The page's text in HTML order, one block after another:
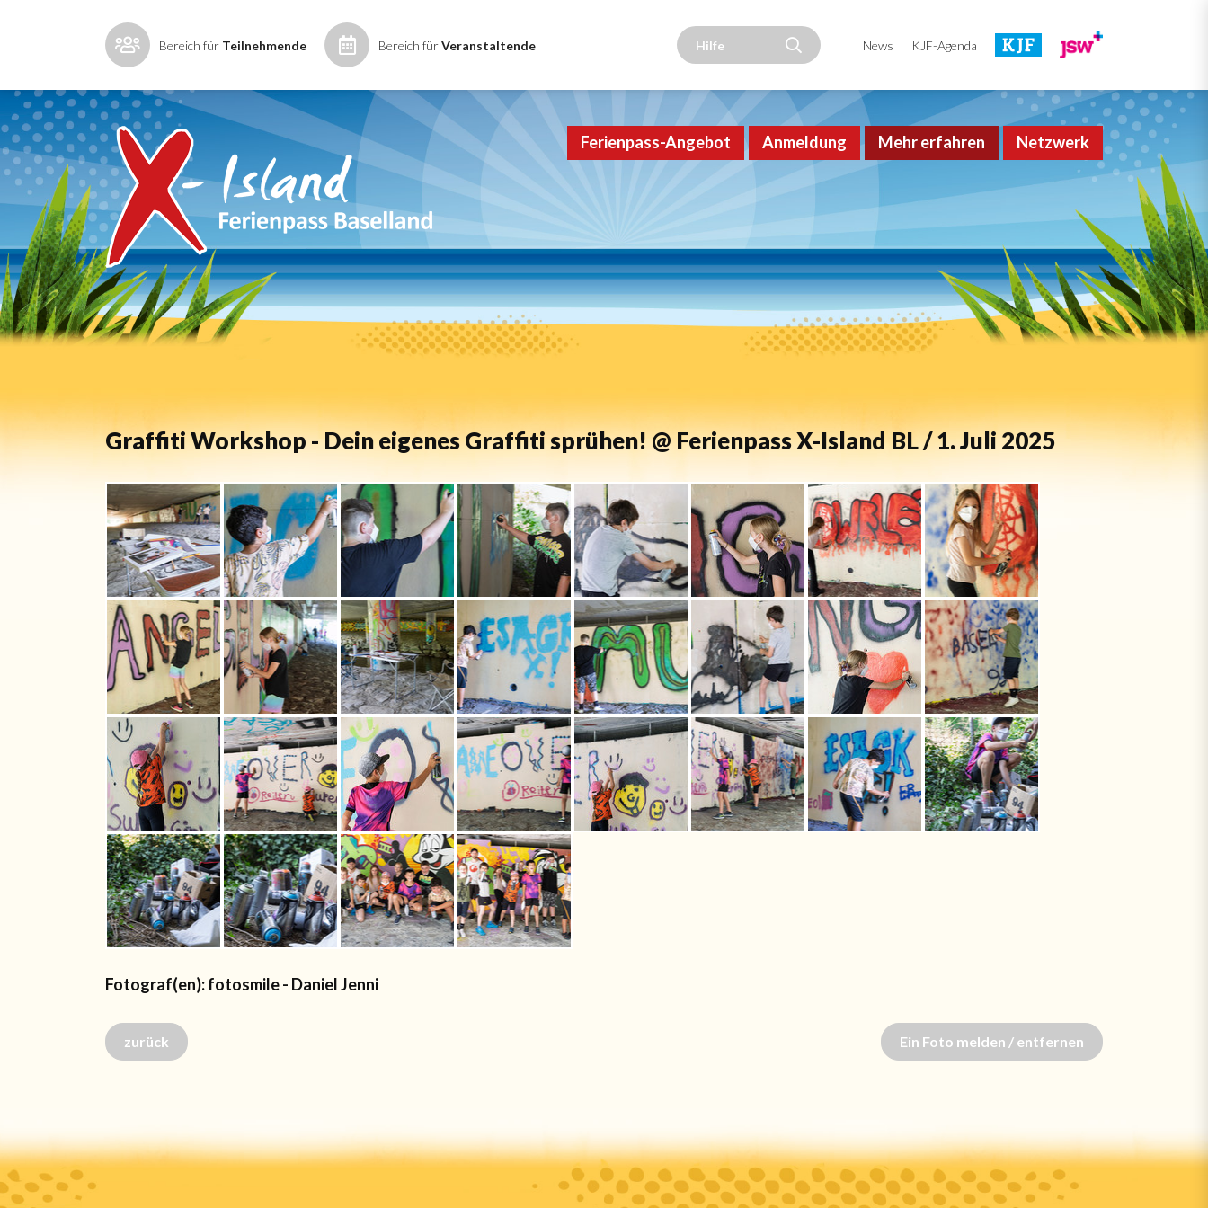
Bereich für Teilnehmende Bereich fürVeranstaltende News KJF-Agenda
Ferienpass-Angebot Anmeldung Mehr erfahren Netzwerk
Graffiti Workshop - Dein eigenes Graffiti sprühen! @ Ferienpass X-Island BL / 1. Juli 2025
Fotograf(en): fotosmile - Daniel Jenni
zurück Ein Foto melden / entfernen